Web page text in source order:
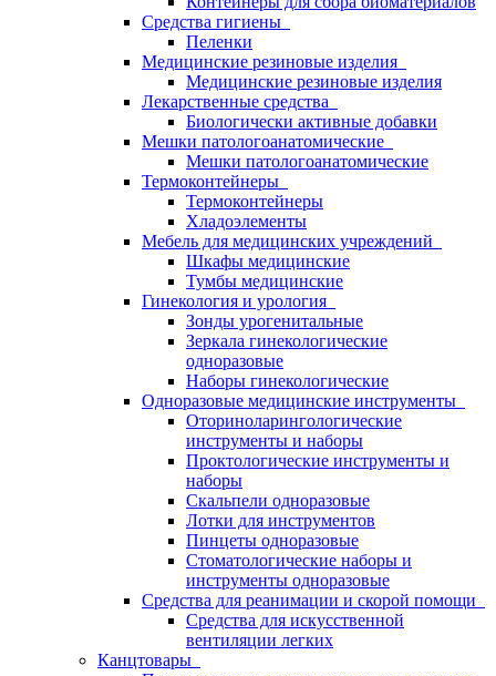
Средства гигиены
Пеленки
Медицинские резиновые изделия
Медицинские резиновые изделия
Лекарственные средства
Биологически активные добавки
Мешки патологоанатомические
Мешки патологоанатомические
Термоконтейнеры
Термоконтейнеры
Хладоэлементы
Мебель для медицинских учреждений
Шкафы медицинские
Тумбы медицинские
Гинекология и урология
Зонды урогенитальные
Зеркала гинекологические
одноразовые
Наборы гинекологические
Одноразовые медицинские инструменты
Оториноларингологические
инструменты и наборы
Проктологические инструменты и
наборы
Скальпели одноразовые
Лотки для инструментов
Пинцеты одноразовые
Стоматологические наборы и
инструменты одноразовые
Средства для реанимации и скорой помощи
Средства для искусственной
вентиляции легких
Канцтовары